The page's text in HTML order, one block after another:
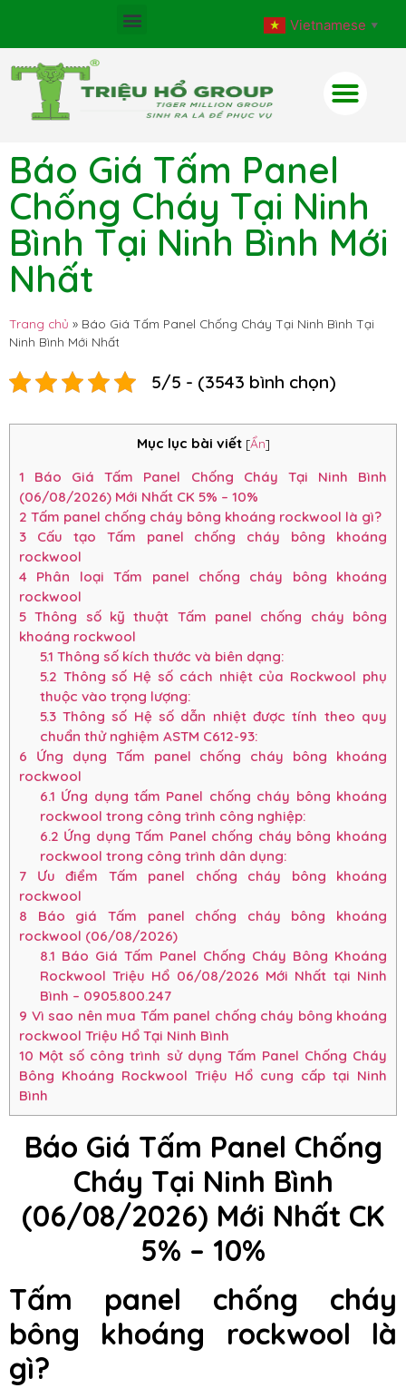
Vietnamese ▼
Báo Giá Tấm Panel
Chống Cháy Tại Ninh
Bình Tại Ninh Bình Mới
Nhất
Trang chủ » Báo Giá Tấm Panel Chống Cháy Tại Ninh Bình Tại
Ninh Bình Mới Nhất
5/5 - (3543 bình chọn)
Mục lục bài viết [Ẩn]
1 Báo Giá Tấm Panel Chống Cháy Tại Ninh Bình
(06/08/2026) Mới Nhất CK 5% – 10%
2 Tấm panel chống cháy bông khoáng rockwool là gì?
3 Cấu tạo Tấm panel chống cháy bông khoáng
rockwool
4 Phân loại Tấm panel chống cháy bông khoáng
rockwool
5 Thông số kỹ thuật Tấm panel chống cháy bông
khoáng rockwool
5.1 Thông số kích thước và biên dạng:
5.2 Thông số Hệ số cách nhiệt của Rockwool phụ
thuộc vào trọng lượng:
5.3Thông số Hệ số dẫn nhiệt được tính theo quy
chuẩn thử nghiệm ASTM C612-93:
6 Ứng dụng Tấm panel chống cháy bông khoáng
rockwool
6.1 Ứng dụng tấm Panel chống cháy bông khoáng
rockwool trong công trình công nghiệp:
6.2 Ứng dụng Tấm Panel chống cháy bông khoáng
rockwool trong công trình dân dụng:
7 Ưu điểm Tấm panel chống cháy bông khoáng
rockwool
8 Báo giá Tấm panel chống cháy bông khoáng
rockwool (06/08/2026)
8.1 Báo Giá Tấm Panel Chống Cháy Bông Khoáng
Rockwool Triệu Hổ 06/08/2026 Mới Nhất tại Ninh
Bình – 0905.800.247
9 Vì sao nên mua Tấm panel chống cháy bông khoáng
rockwool Triệu Hổ Tại Ninh Bình
10 Một số công trình sử dụng Tấm Panel Chống Cháy
Bông Khoáng Rockwool Triệu Hổ cung cấp tại Ninh
Bình
Báo Giá Tấm Panel Chống
Cháy Tại Ninh Bình
(06/08/2026) Mới Nhất CK
5% – 10%
Tấm panel chống cháy
bông khoáng rockwool là
gì?